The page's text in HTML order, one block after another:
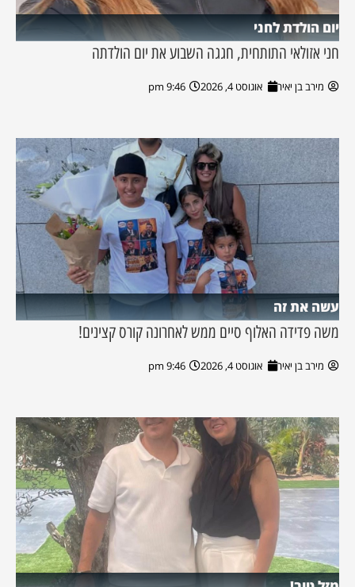
יום הולדת לחני
חני אזולאי התותחית, חגגה השבוע את יום הולדתה
מירב בן יאיר אוגוסט 4, 2026 9:46 pm
עשה את זה
משה פדידה האלוף סיים ממש לאחרונה קורס קצינים!
מירב בן יאיר אוגוסט 4, 2026 9:46 pm